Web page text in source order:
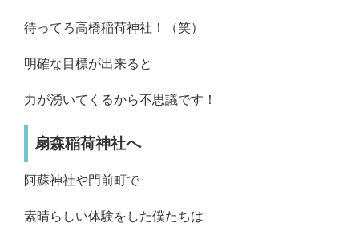
待ってろ高橋稲荷神社！（笑）
明確な目標が出来ると
力が湧いてくるから不思議です！
扇森稲荷神社へ
阿蘇神社や門前町で
素晴らしい体験をした僕たちは